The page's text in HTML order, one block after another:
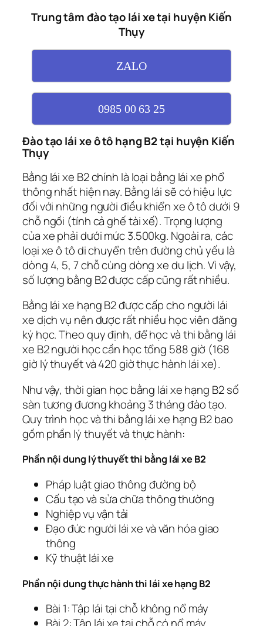
Trung tâm đào tạo lái xe tại huyện Kiến
Thụy
ZALO
0985 00 63 25
Đào tạo lái xe ô tô hạng B2 tại huyện Kiến
Thụy
Bằng lái xe B2 chính là loại bằng lái xe phổ
thông nhất hiện nay. Bằng lái sẽ có hiệu lực
đối với những người điều khiển xe ô tô dưới 9
chỗ ngồi (tính cả ghế tài xế). Trọng lượng
của xe phải dưới mức 3.500kg. Ngoài ra, các
loại xe ô tô di chuyển trên đường chủ yếu là
dòng 4, 5, 7 chỗ cùng dòng xe du lịch. Vì vậy,
số lượng bằng B2 được cấp cũng rất nhiều.
Bằng lái xe hạng B2 được cấp cho người lái
xe dịch vụ nên được rất nhiều học viên đăng
ký học. Theo quy định, để học và thi bằng lái
xe B2 người học cần học tổng 588 giờ (168
giờ lý thuyết và 420 giờ thực hành lái xe).
Như vậy, thời gian học bằng lái xe hạng B2 số
sàn tương đương khoảng 3 tháng đào tạo.
Quy trình học và thi bằng lái xe hạng B2 bao
gồm phần lý thuyết và thực hành:
Phần nội dung lý thuyết thi bằng lái xe B2
Pháp luật giao thông đường bộ
Cấu tạo và sửa chữa thông thường
Nghiệp vụ vận tải
Đạo đức người lái xe và văn hóa giao
thông
Kỹ thuật lái xe
Phần nội dung thực hành thi lái xe hạng B2
Bài 1: Tập lái tại chỗ không nổ máy